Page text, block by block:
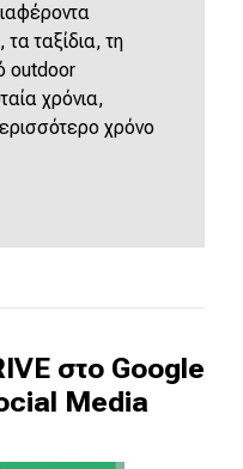
ταξίδια, τη
outdoor
χρόνια,
χρόνο
στο Google
Media